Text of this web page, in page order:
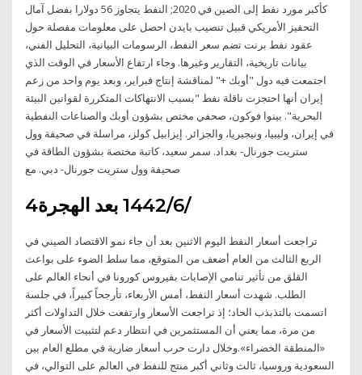
كأكبر مورد نفط إلى الصين في 2020; النفط يتجاوز 56 دولارا بفضل آمال
التحفيز الأمريكي قبيل تنصيب بايدن احصل على معلومات مفصلة حول
عقود نفط برنت تضم سعر النفط، الرسومات البيانية، التحليل الفني،
بيانات تاريخية، التقارير وغيرها. وجاء ارتفاع الأسعار في الوقت الذي
اجتمعت فيه دول "أوبك +" لمناقشة إنتاج فبراير، وبعد يوم واحد من زعم
إيران أنها احتجزت ناقلة نفط "بسبب الانتهاكات المتكررة لقوانين البيئة
البحرية". بينوا فوكون، صحفي مختص بشؤون أوبك والصناعات النفطية
في إيران، وليبيا، ونيجيريا، والجزائر. إيزابيل كولز، مراسلة في صحيفة وول
ستريت جورنال- بغداد. سمر سعيد، كاتبة مختصة بشؤون الطاقة في
صحيفة وول ستريت جورنال- دبي. مع
4‏‏/6‏‏/1442 بعد الهجرة
تراجعت أسعار النفط اليوم الاثنين بعد أن جاء نمو الاقتصاد الصيني في
الربع الثالث من العام أضعف من المتوقع، مما سلط الضوء على بواعث
القلق من تأثير تنامي الإصابات بفيروس كورونا في أنحاء العالم على
الطلب. شهدت أسعار النفط، أمس الأربعاء، تأرجحاً كبيراً، في جلسة
اتسمت بالتذبذب الحاد؛ إذ تراجعت الأسعار وارتفعت خلال التداولات أكثر
من مرة، مما يعني أن المستثمرين في انتظار دعم لتثبيت الأسعار في
«المنطقة الخضراء».وخلال دارت حرب أسعار ضارية في مطلع العام بين
السعودية وروسيا، ثالث وثاني أكبر منتج للنفط في العالم على التوالي، في